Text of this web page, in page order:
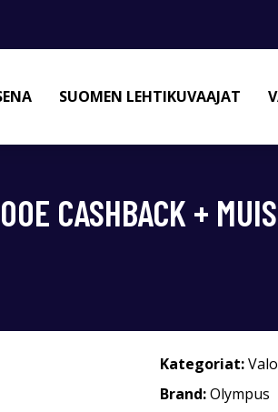
SUOMEN LEHTIKUVAAJAT
CASHBACK +
Kategoriat:
Brand:Olympus